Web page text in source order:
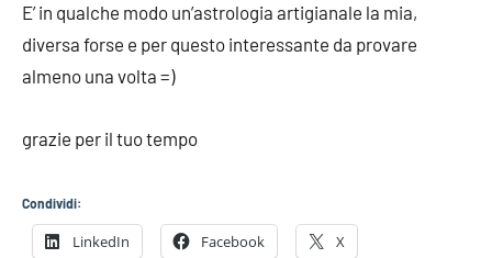
E’ in qualche modo un’astrologia artigianale la mia,
diversa forse e per questo interessante da provare
almeno una volta =)
grazie per il tuo tempo
Condividi:
LinkedIn Facebook X